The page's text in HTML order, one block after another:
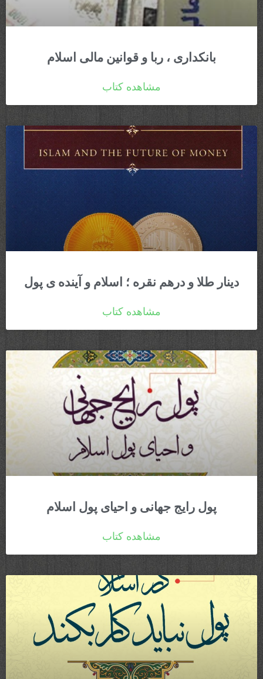
بانکداری ، ربا و قوانین مالی اسلام
مشاهده کتاب
دینار طلا و درهم نقره ؛ اسلام و آینده ی پول
مشاهده کتاب
پول رایج جهانی و احیای پول اسلام
مشاهده کتاب